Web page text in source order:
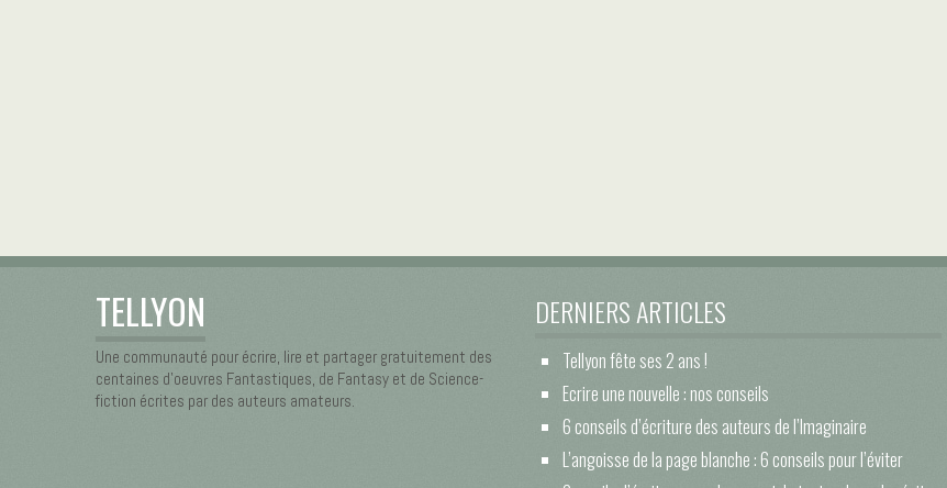
TELLYON
Une communauté pour écrire, lire et partager gratuitement des
centaines d’oeuvres Fantastiques, de Fantasy et de Science-
fiction écrites par des auteurs amateurs.
DERNIERS ARTICLES
Tellyon fête ses 2 ans !
Ecrire une nouvelle : nos conseils
6 conseils d’écriture des auteurs de l’Imaginaire
L’angoisse de la page blanche : 6 conseils pour l’éviter